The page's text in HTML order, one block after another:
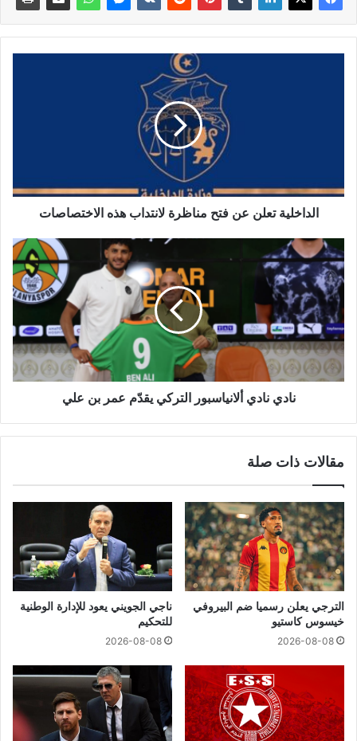
الداخلية تعلن عن فتح مناظرة لانتداب هذه الاختصاصات
نادي نادي ألانياسبور التركي يقدّم عمر بن علي
مقالات ذات صلة
الترجي يعلن رسميا ضم البيروفي
خيسوس كاستيو
2026-08-08
ناجي الجويني يعود للإدارة الوطنية
للتحكيم
2026-08-08